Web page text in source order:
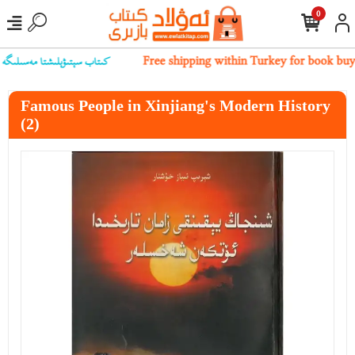
كىتاب سېتىۋېلىشتا مەسىلىگە Free shipping within Turkey for book
0
Famous People in Xinjiang's Modern History
(2)